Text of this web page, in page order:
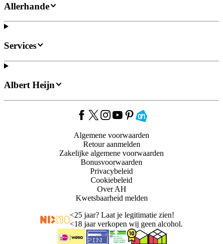
Allerhande
Services
Albert Heijn
Algemene voorwaarden
Retour aanmelden
Zakelijke algemene voorwaarden
Bonusvoorwaarden
Privacybeleid
Cookiebeleid
Over AH
Kwetsbaarheid melden
<25 jaar? Laat je legitimatie zien!
<18 jaar verkopen wij geen alcohol.